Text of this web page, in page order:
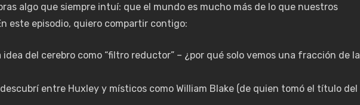
algo que siempre intuí: que el mundo es mucho más de lo que nuestros
este episodio, quiero compartir contigo:
idea del cerebro como “filtro reductor” – ¿por qué solo vemos una fracción de la
entre Huxley y místicos como William Blake (de quien tomó el título del